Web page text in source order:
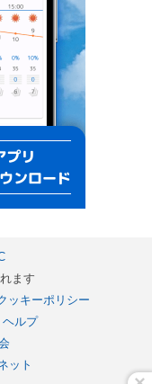
ます
ッキーポリシー
ヘルプ
ット